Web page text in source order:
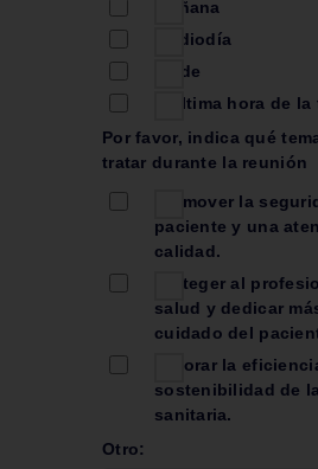
Mañana
Mediodía
Tarde
A última hora de la
Por favor, indica qué
tratar durante la reunión
Promover la
paciente y una
calidad.
Proteger al
salud y dedicar
cuidado del
Mejorar la
sostenibilidad de
sanitaria.
Otro: